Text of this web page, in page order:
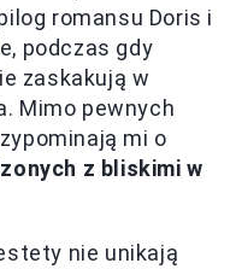
romansu Doris i
podczas gdy
zaskakują w
Mimo pewnych
mi o
z bliskimi w
nie unikają